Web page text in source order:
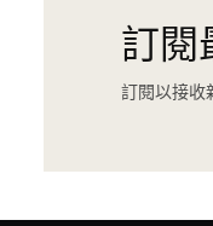
訂閱
訂閱以接收